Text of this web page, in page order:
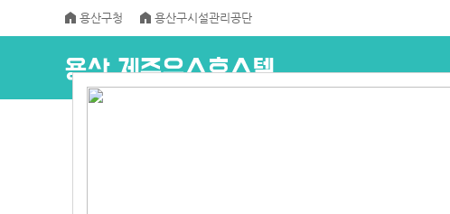
용산구청 용산구시설관리공단